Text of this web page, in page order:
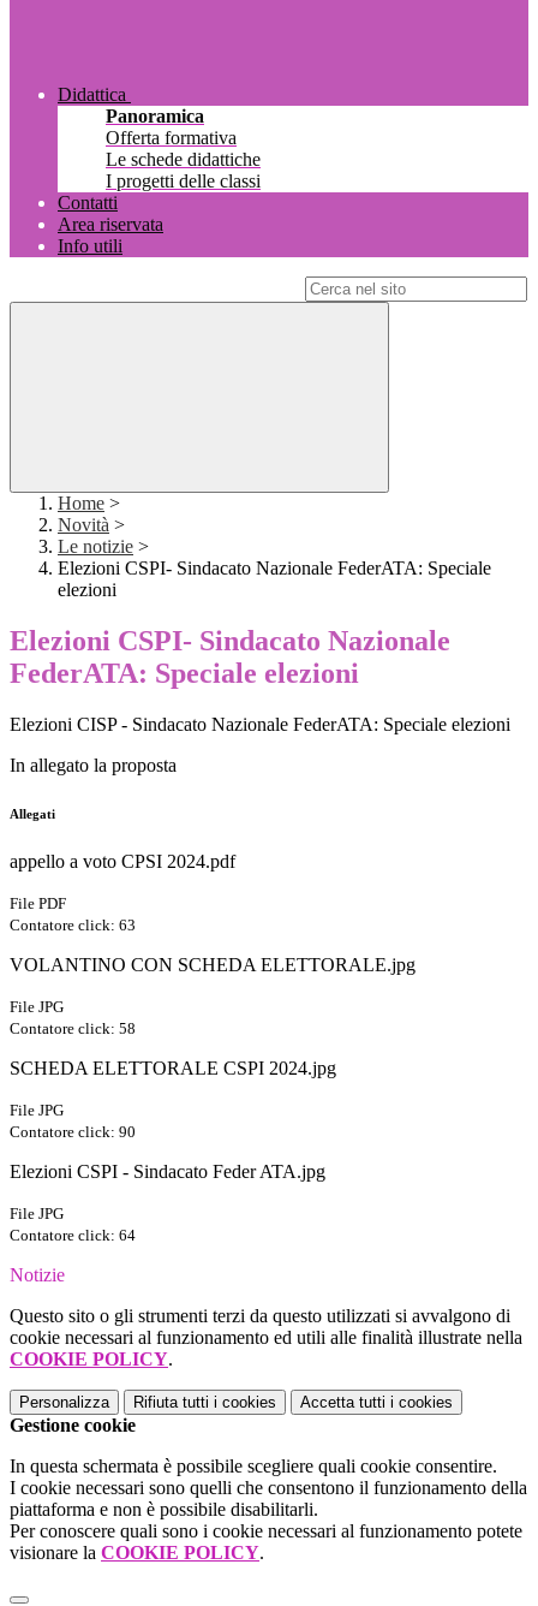
Didattica
Panoramica
Offerta formativa
Le schede didattiche
I progetti delle classi
Contatti
Area riservata
Info utili
Home >
Novità >
Le notizie >
Elezioni CSPI- Sindacato Nazionale FederATA: Speciale
elezioni
Elezioni CSPI- Sindacato Nazionale
FederATA: Speciale elezioni
Elezioni CISP - Sindacato Nazionale FederATA: Speciale elezioni
In allegato la proposta
Allegati
appello a voto CPSI 2024.pdf
File PDF
Contatore click: 63
VOLANTINO CON SCHEDA ELETTORALE.jpg
File JPG
Contatore click: 58
SCHEDA ELETTORALE CSPI 2024.jpg
File JPG
Contatore click: 90
Elezioni CSPI - Sindacato Feder ATA.jpg
File JPG
Contatore click: 64
Notizie
Questo sito o gli strumenti terzi da questo utilizzati si avvalgono di
cookie necessari al funzionamento ed utili alle finalità illustrate nella
COOKIE POLICY.
Personalizza Rifiuta tutti i cookies Accetta tutti i cookies
Gestione cookie
In questa schermata è possibile scegliere quali cookie consentire.
I cookie necessari sono quelli che consentono il funzionamento della
piattaforma e non è possibile disabilitarli.
Per conoscere quali sono i cookie necessari al funzionamento potete
visionare la COOKIE POLICY.